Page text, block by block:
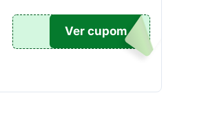
TICO
Ver cupom